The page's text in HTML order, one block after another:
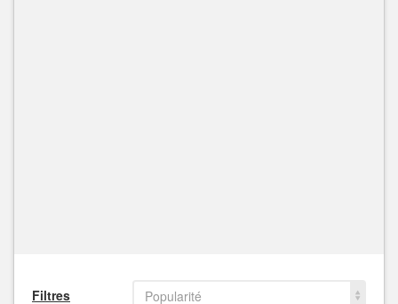
Filtres
Popularité